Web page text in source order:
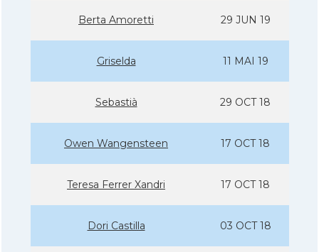
Berta Amoretti 29 JUN 19
Griselda 11 MAI 19
Sebastià 29 OCT 18
Owen Wangensteen 17 OCT 18
Teresa Ferrer Xandri 17 OCT 18
Dori Castilla 03 OCT 18